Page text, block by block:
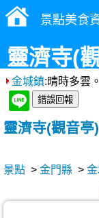
景點美食
靈濟寺(
金城鎮:晴時多雲
靈濟寺(觀音亭)
景點 > 金門縣 >